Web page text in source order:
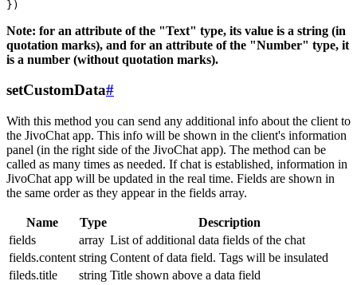
Note: for an attribute of the "Text" type, its value is a string (in
quotation marks), and for an attribute of the "Number" type, it
is a number (without quotation marks).
setCustomData#
With this method you can send any additional info about the client to
the JivoChat app. This info will be shown in the client's information
panel (in the right side of the JivoChat app). The method can be
called as many times as needed. If chat is established, information in
JivoChat app will be updated in the real time. Fields are shown in
the same order as they appear in the fields array.
Name Type
Description
fields
array List of additional data fields of the chat
fields.content string Content of data field. Tags will be insulated
fileds.title
string Title shown above a data field